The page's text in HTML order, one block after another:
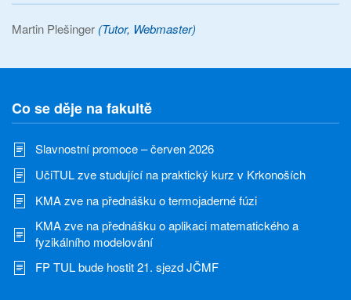
Martin Plešinger (Tutor, Webmaster)
Co se děje na fakultě
Slavnostní promoce – červen 2026
UčiTUL zve studující na praktický kurz v Krkonoších
KMA zve na přednášku o termojaderné fúzi
KMA zve na přednášku o aplikaci matematického a
fyzikálního modelování
FP TUL bude hostit 21. sjezd JČMF